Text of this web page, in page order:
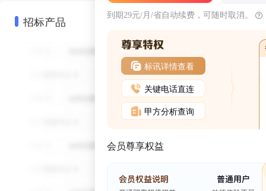
招标产品 到期29元/月/省自动续费，可随时取消。
标讯详情查看
关键电话直连
甲方分析查询
会员尊享权益